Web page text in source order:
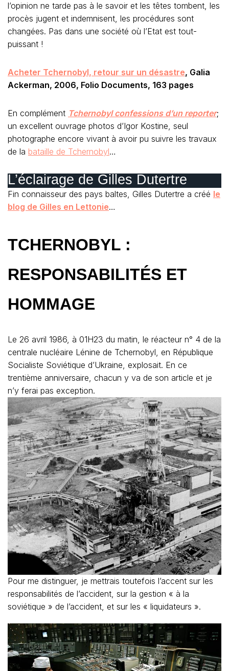
l’opinion ne tarde pas à le savoir et les têtes tombent, les
procès jugent et indemnisent, les procédures sont
changées. Pas dans une société où l’Etat est tout-
puissant !
Acheter Tchernobyl, retour sur un désastre, Galia
Ackerman, 2006, Folio Documents, 163 pages
En complément Tchernobyl confessions d’un reporter;
un excellent ouvrage photos d’Igor Kostine, seul
photographe encore vivant à avoir pu suivre les travaux
de la bataille de Tchernobyl…
L’éclairage de Gilles Dutertre
Fin connaisseur des pays baltes, Gilles Dutertre a créé le
blog de Gilles en Lettonie…
TCHERNOBYL :
RESPONSABILITÉS ET
HOMMAGE
Le 26 avril 1986, à 01H23 du matin, le réacteur n° 4 de la
centrale nucléaire Lénine de Tchernobyl, en République
Socialiste Soviétique d’Ukraine, explosait. En ce
trentième anniversaire, chacun y va de son article et je
n’y ferai pas exception.
Pour me distinguer, je mettrais toutefois l’accent sur les
responsabilités de l’accident, sur la gestion « à la
soviétique » de l’accident, et sur les « liquidateurs ».